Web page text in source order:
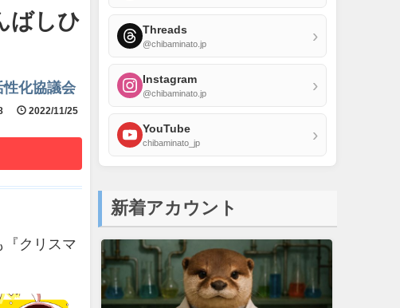
ばしひ
化協議会
2022/11/25
『クリスマ
Threads
@chibaminato.jp ›
Instagram
@chibaminato.jp ›
YouTube
chibaminato_jp ›
新着アカウント